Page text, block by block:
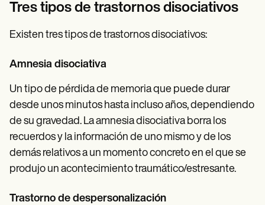
Tres tipos de trastornos disociativos
Existen tres tipos de trastornos disociativos:
Amnesia disociativa
Un tipo de pérdida de memoria que puede durar
desde unos minutos hasta incluso años, dependiendo
de su gravedad. La amnesia disociativa borra los
recuerdos y la información de uno mismo y de los
demás relativos a un momento concreto en el que se
produjo un acontecimiento traumático/estresante.
Trastorno de despersonalización